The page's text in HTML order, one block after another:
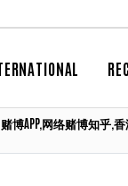
赌博APP,网络赌博知